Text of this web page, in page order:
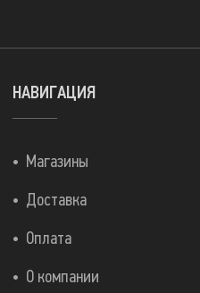
НАВИГАЦИЯ
Магазины
Доставка
Оплата
О компании